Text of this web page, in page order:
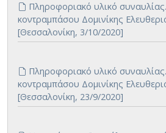
Πληροφοριακό υλικό
κοντραμπάσου Δομινίκης
[Θεσσαλονίκη, 3/10/2020]
Πληροφοριακό υλικό
κοντραμπάσου Δομινίκης
[Θεσσαλονίκη, 23/9/2020]